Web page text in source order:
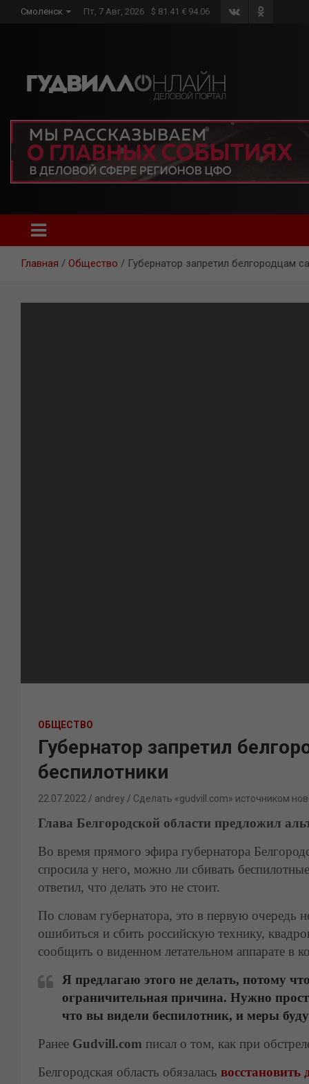
Смоленск Пт, 7 Авг, 2026 $ 81.41 € 94.06
Главная Общество Губернатор запретил белгородцам
ОБЩЕСТВО
Губернатор запретил
беспилотники
22.07.2022 andrey Сделать «gudvill.com» источником
Глава Белгородской области предложил
Во время прямого эфира губернатора
спросила у него, можно ли сбивать
ответил, что делать это не стоит.
По словам губернатора, это в первую очередь
ошибиться и сбить российскую технику,
сообщить о виденном летательном аппарате в
Я предлагаю этого не делать, потому
ограничительная причина. Нужно
что вы видели беспилотник, и меры
Ранее Gudvill.com писал о том, как при
Белгородская область обязалась